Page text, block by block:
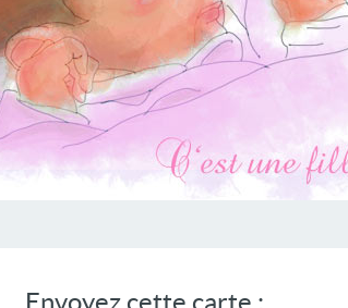
Envoyez cette carte :